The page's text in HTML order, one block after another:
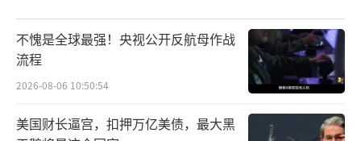
不愧是全球最强！央视公开反航母作战
流程
2026-08-06 10:50:54
美国财长逼宫，扣押万亿美债，最大黑